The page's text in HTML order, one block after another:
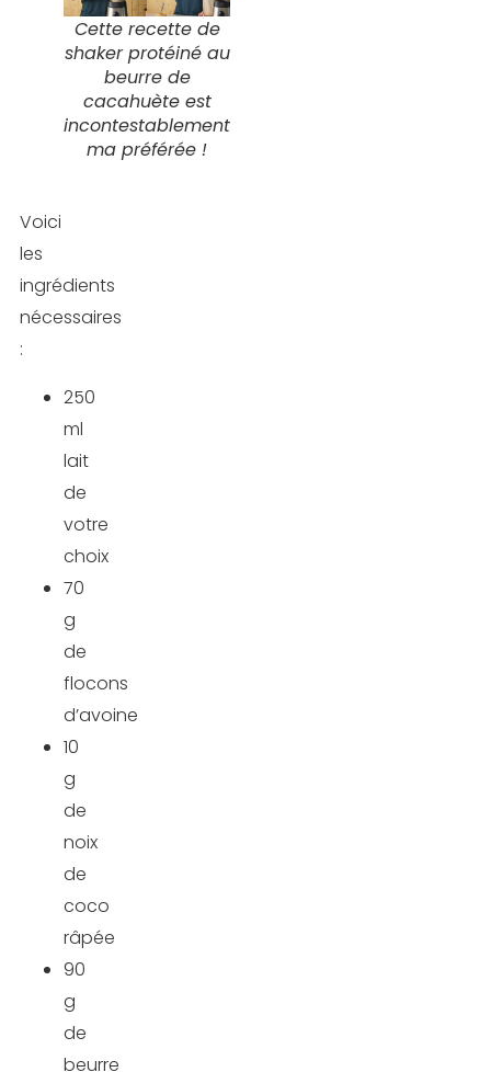
Cette recette de
shaker protéiné au
beurre de
cacahuète est
incontestablement
ma préférée !
Voici
les
ingrédients
nécessaires
:
250
ml
lait
de
votre
choix
70
g
de
flocons
d’avoine
10
g
de
noix
de
coco
râpée
90
g
de
beurre